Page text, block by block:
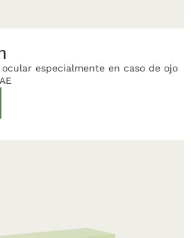
especialmente en caso de ojo